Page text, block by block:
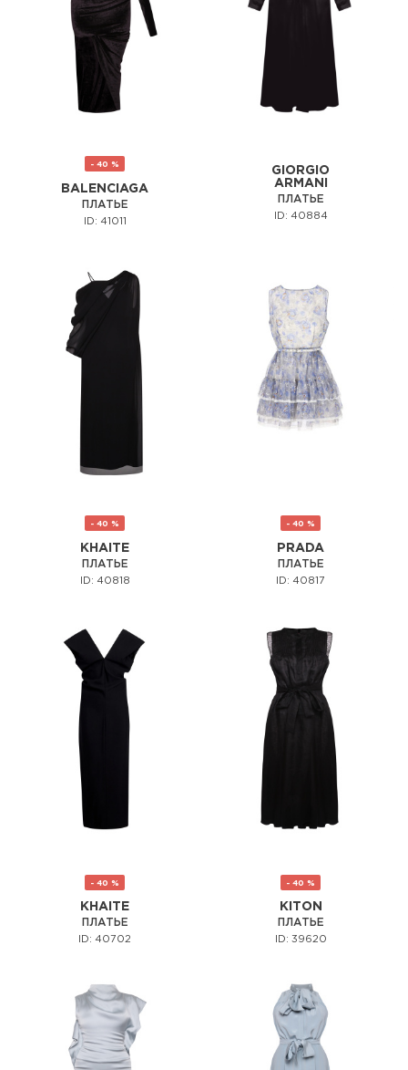
- 40 %
BALENCIAGA
ПЛАТЬЕ
ID: 41011
GIORGIO
ARMANI
ПЛАТЬЕ
ID: 40884
- 40 %
KHAITE
ПЛАТЬЕ
ID: 40818
- 40 %
PRADA
ПЛАТЬЕ
ID: 40817
- 40 %
KHAITE
ПЛАТЬЕ
ID: 40702
- 40 %
KITON
ПЛАТЬЕ
ID: 39620